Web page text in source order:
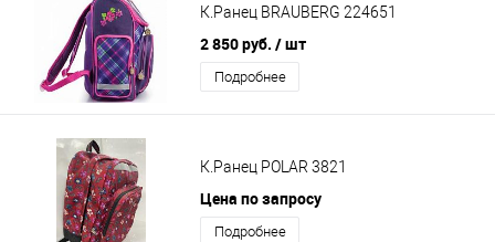
К.Ранец BRAUBERG 224651
2 850 руб. / шт
Подробнее
К.Ранец POLAR 3821
Цена по запросу
Подробнее